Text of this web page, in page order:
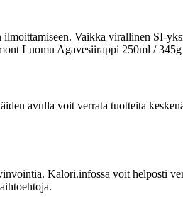
Vaikka virallinen SI-
Luomu Agavesiirappi 250ml / 345g
avulla voit verrata tuotteita
Kalori.infossa voit helposti